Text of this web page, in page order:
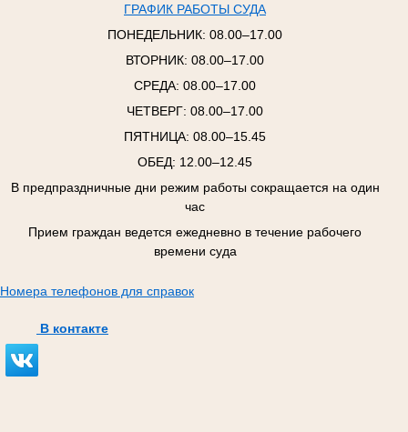
ГРАФИК РАБОТЫ СУДА
ПОНЕДЕЛЬНИК: 08.00–17.00
ВТОРНИК: 08.00–17.00
СРЕДА: 08.00–17.00
ЧЕТВЕРГ: 08.00–17.00
ПЯТНИЦА: 08.00–15.45
ОБЕД: 12.00–12.45
В предпраздничные дни режим работы сокращается на один
час
Прием граждан ведется ежедневно в течение рабочего
времени суда
Номера телефонов для справок
В контакте